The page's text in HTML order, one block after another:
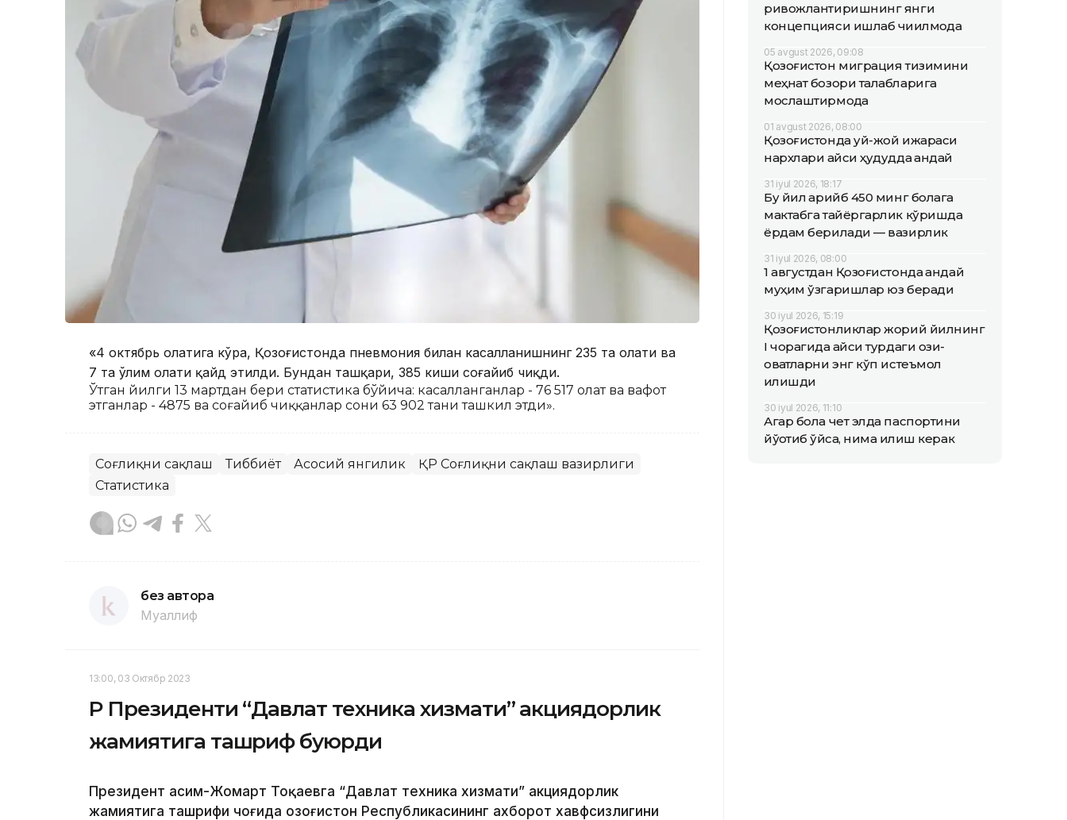
«4 октябрь ҳолатига кўра, Қозоғистонда пневмония билан касалланишнинг 235 та ҳолати ва
7 та ўлим ҳолати қайд этилди. Бундан ташқари, 385 киши соғайиб чиқди.
Ўтган йилги 13 мартдан бери статистика бўйича: касалланганлар - 76 517 ҳолат ва вафот
этганлар - 4875 ва соғайиб чиққанлар сони 63 902 тани ташкил этди».
Соғлиқни сақлаш Тиббиёт Асосий янгилик
ҚР Соғлиқни сақлаш вазирлиги
Статистика
без автора
Муаллиф
13:00, 03 Октябр 2023
ҚР Президенти “Давлат техника хизмати” акциядорлик
жамиятига ташриф буюрди
Президент Қасим-Жомарт Тоқаевга “Давлат техника хизмати” акциядорлик
жамиятига ташрифи чоғида Қозоғистон Республикасининг ахборот хавфсизлигини
ривожлантиришнинг янги
концепцияси ишлаб чиқилмоқда
05 avgust 2026, 09:08
Қозоғистон миграция тизимини
меҳнат бозори талабларига
мослаштирмоқда
01 avgust 2026, 08:00
Қозоғистонда уй-жой ижараси
нархлари қайси ҳудудда қандай
31 iyul 2026, 18:17
Бу йил қарийб 450 минг болага
мактабга тайёргарлик кўришда
ёрдам берилади — вазирлик
31 iyul 2026, 08:00
1 августдан Қозоғистонда қандай
муҳим ўзгаришлар юз беради
30 iyul 2026, 15:19
Қозоғистонликлар жорий йилнинг
I чорагида қайси турдаги озиқ-
овқатларни энг кўп истеъмол
қилишди
30 iyul 2026, 11:10
Агар бола чет элда паспортини
йўқотиб қўйса, нима қилиш керак